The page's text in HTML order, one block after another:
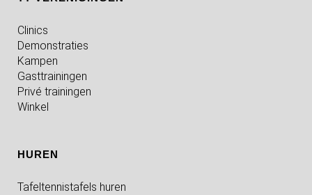
Clinics
Demonstraties
Kampen
Gasttrainingen
Privé trainingen
Winkel
HUREN
Tafeltennistafels huren